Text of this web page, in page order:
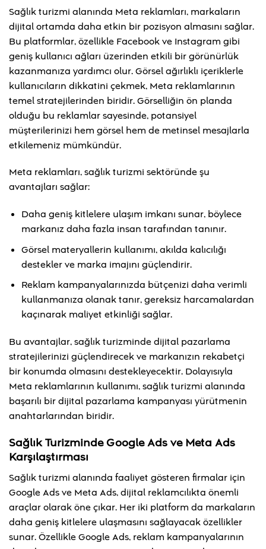
Sağlık turizmi alanında Meta reklamları, markaların
dijital ortamda daha etkin bir pozisyon almasını sağlar.
Bu platformlar, özellikle Facebook ve Instagram gibi
geniş kullanıcı ağları üzerinden etkili bir görünürlük
kazanmanıza yardımcı olur. Görsel ağırlıklı içeriklerle
kullanıcıların dikkatini çekmek, Meta reklamlarının
temel stratejilerinden biridir. Görselliğin ön planda
olduğu bu reklamlar sayesinde, potansiyel
müşterilerinizi hem görsel hem de metinsel mesajlarla
etkilemeniz mümkündür.
Meta reklamları, sağlık turizmi sektöründe şu
avantajları sağlar:
Daha geniş kitlelere ulaşım imkanı sunar, böylece
markanız daha fazla insan tarafından tanınır.
Görsel materyallerin kullanımı, akılda kalıcılığı
destekler ve marka imajını güçlendirir.
Reklam kampanyalarınızda bütçenizi daha verimli
kullanmanıza olanak tanır, gereksiz harcamalardan
kaçınarak maliyet etkinliği sağlar.
Bu avantajlar, sağlık turizminde dijital pazarlama
stratejilerinizi güçlendirecek ve markanızın rekabetçi
bir konumda olmasını destekleyecektir. Dolayısıyla
Meta reklamlarının kullanımı, sağlık turizmi alanında
başarılı bir dijital pazarlama kampanyası yürütmenin
anahtarlarından biridir.
Sağlık Turizminde Google Ads ve Meta Ads
Karşılaştırması
Sağlık turizmi alanında faaliyet gösteren firmalar için
Google Ads ve Meta Ads, dijital reklamcılıkta önemli
araçlar olarak öne çıkar. Her iki platform da markaların
daha geniş kitlelere ulaşmasını sağlayacak özellikler
sunar. Özellikle Google Ads, reklam kampanyalarının